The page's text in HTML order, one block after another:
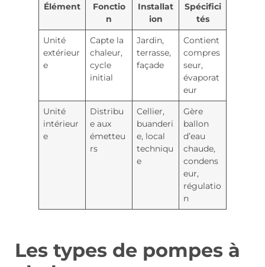
Élément
Fonctio
n
Installat
ion
Spécifici
tés
Unité
extérieur
e
Capte la
chaleur,
cycle
initial
Jardin,
terrasse,
façade
Contient
compres
seur,
évaporat
eur
Unité
intérieur
e
Distribu
e aux
émetteu
rs
Cellier,
buanderi
e, local
techniqu
e
Gère
ballon
d’eau
chaude,
condens
eur,
régulatio
n
Les types de pompes à